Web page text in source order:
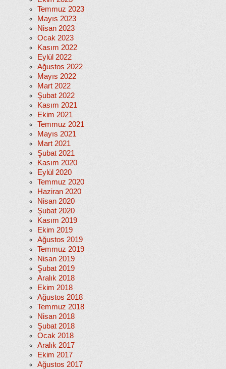
Temmuz 2023
Mayıs 2023
Nisan 2023
Ocak 2023
Kasım 2022
Eylül 2022
Ağustos 2022
Mayıs 2022
Mart 2022
Şubat 2022
Kasım 2021
Ekim 2021
Temmuz 2021
Mayıs 2021
Mart 2021
Şubat 2021
Kasım 2020
Eylül 2020
Temmuz 2020
Haziran 2020
Nisan 2020
Şubat 2020
Kasım 2019
Ekim 2019
Ağustos 2019
Temmuz 2019
Nisan 2019
Şubat 2019
Aralık 2018
Ekim 2018
Ağustos 2018
Temmuz 2018
Nisan 2018
Şubat 2018
Ocak 2018
Aralık 2017
Ekim 2017
Ağustos 2017